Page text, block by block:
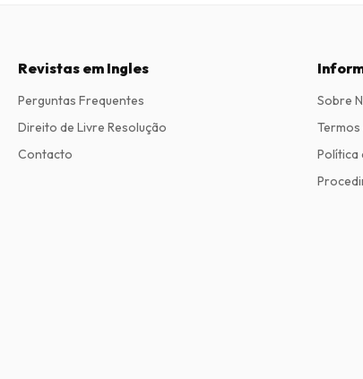
Revistas em Ingles
Perguntas Frequentes
Direito de Livre Resolução
Contacto
Sobre
Política